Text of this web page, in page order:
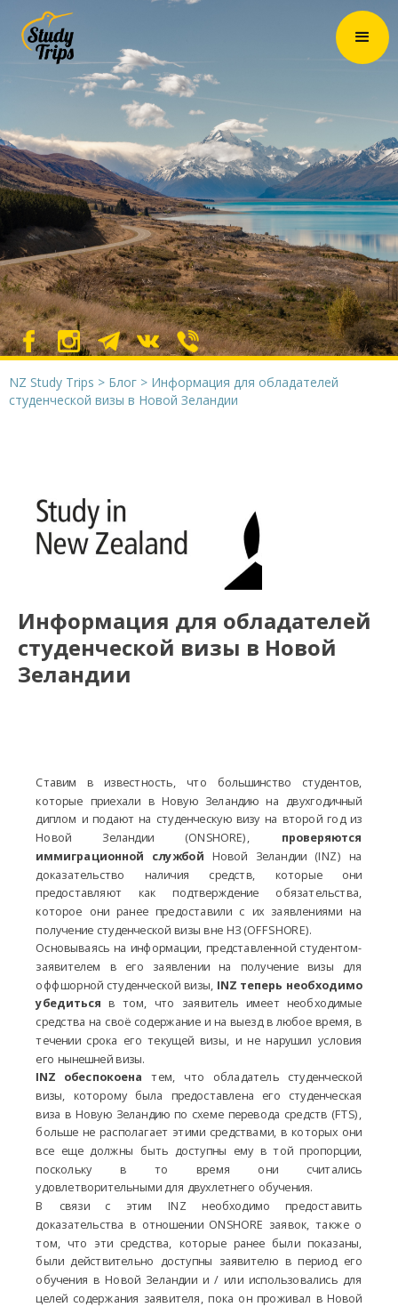
NZ Study Trips > Блог > Информация для обладателей
студенческой визы в Новой Зеландии
Информация для обладателей
студенческой визы в Новой
Зеландии
Ставим в известность, что большинство студентов,
которые приехали в Новую Зеландию на двухгодичный
диплом и подают на студенческую визу на второй год из
Новой Зеландии (ONSHORE), проверяются
иммиграционной службой Новой Зеландии (INZ) на
доказательство наличия средств, которые они
предоставляют как подтверждение обязательства,
которое они ранее предоставили с их заявлениями на
получение студенческой визы вне НЗ (OFFSHORE).
Основываясь на информации, представленной студентом-
заявителем в его заявлении на получение визы для
оффшорной студенческой визы, INZ теперь необходимо
убедиться в том, что заявитель имеет необходимые
средства на своё содержание и на выезд в любое время, в
течении срока его текущей визы, и не нарушил условия
его нынешней визы.
INZ обеспокоена тем, что обладатель студенческой
визы, которому была предоставлена ​​его студенческая
виза в Новую Зеландию по схеме перевода средств (FTS),
больше не располагает этими средствами, в которых они
все еще должны быть доступны ему в той пропорции,
поскольку в то время они считались
удовлетворительными для двухлетнего обучения.
В связи с этим INZ необходимо предоставить
доказательства в отношении ONSHORE заявок, также о
том, что эти средства, которые ранее были показаны,
были действительно доступны заявителю в период его
обучения в Новой Зеландии и / или использовались для
целей содержания заявителя, пока он проживал в Новой